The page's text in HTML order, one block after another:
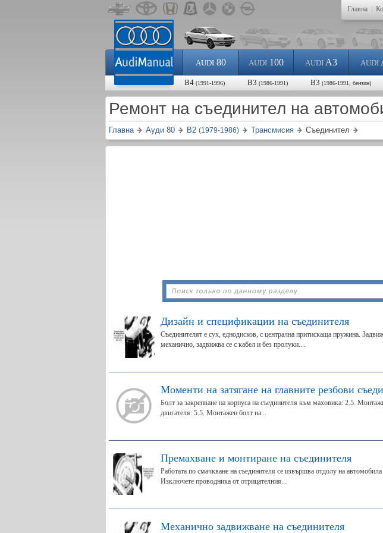
Главна
AUDI80 AUDI100 AUDI A3 AUDI
B4 (1991-1996) B3 (1986-1991) B3 (1986-1991, бензин)
Ремонт на съединител на
Главна Ауди 80 B2 (1979-1986) Трансмисия Съединител
Дизайн и спецификации на съединителя
Съединителят е сух, еднодисков, с централна притискаща пружина.
механично, задвижва се с кабел и без пролуки....
Моменти на затягане на главните резбови
Болт за закрепване на корпуса на съединителя към маховика: 2.5.
двигателя: 5.5. Монтажен болт на...
Премахване и монтиране на съединителя
Работата по смачкване на съединителя се извършва отдолу на
Изключете проводника от отрицателния...
Механично задвижване на съединителя